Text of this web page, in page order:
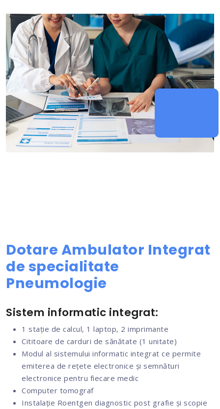
Dotare Ambulator Integrat
de specialitate
Pneumologie
Sistem informatic integrat:
1 stație de calcul, 1 laptop, 2 imprimante
Cititoare de carduri de sănătate (1 unitate)
Modul al sistemului informatic integrat ce permite
emiterea de rețete electronice și semnături
electronice pentru fiecare medic
Computer tomograf
Instalație Roentgen diagnostic post grafie și scopie